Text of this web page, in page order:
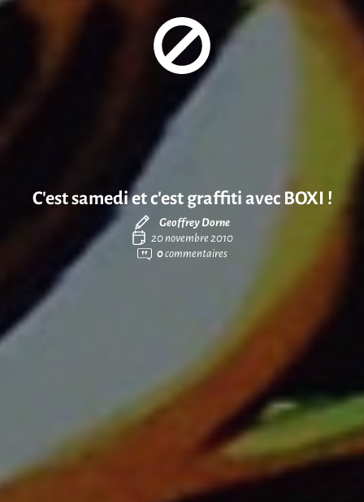
C’est samedi et c’est graffiti avec BOXI !
Geoffrey Dorne
20 novembre 2010
0commentaires